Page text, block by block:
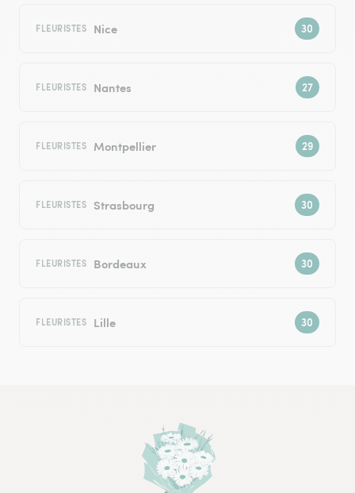
FLEURISTES Nice
FLEURISTES Nantes
FLEURISTES Montpellier
FLEURISTES Strasbourg
FLEURISTES Bordeaux
FLEURISTES Lille